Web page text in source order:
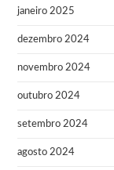
janeiro 2025
dezembro 2024
novembro 2024
outubro 2024
setembro 2024
agosto 2024